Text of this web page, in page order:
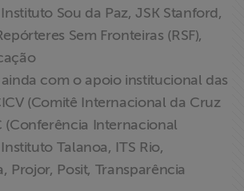
Sou da Paz, JSK Stanford,
Sem Fronteiras (RSF),
com o apoio institucional das
(Comitê Internacional da Cruz
(Conferência Internacional
Talanoa, ITS Rio,
Projor, Posit, Transparência